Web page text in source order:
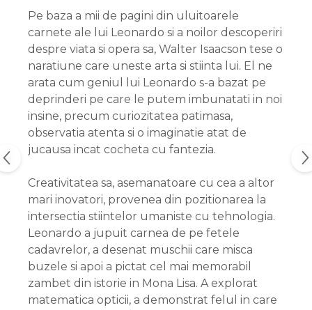
Pe baza a mii de pagini din uluitoarele
carnete ale lui Leonardo si a noilor descoperiri
despre viata si opera sa, Walter Isaacson tese o
naratiune care uneste arta si stiinta lui. El ne
arata cum geniul lui Leonardo s-a bazat pe
deprinderi pe care le putem imbunatati in noi
insine, precum curiozitatea patimasa,
observatia atenta si o imaginatie atat de
jucausa incat cocheta cu fantezia.
Creativitatea sa, asemanatoare cu cea a altor
mari inovatori, provenea din pozitionarea la
intersectia stiintelor umaniste cu tehnologia.
Leonardo a jupuit carnea de pe fetele
cadavrelor, a desenat muschii care misca
buzele si apoi a pictat cel mai memorabil
zambet din istorie in Mona Lisa. A explorat
matematica opticii, a demonstrat felul in care